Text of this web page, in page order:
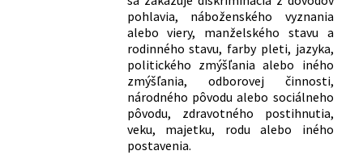
pohlavia, náboženského vyznania
alebo viery, manželského stavu a
rodinného stavu, farby pleti, jazyka,
politického zmýšľania alebo iného
zmýšľania, odborovej činnosti,
národného pôvodu alebo sociálneho
pôvodu, zdravotného postihnutia,
veku, majetku, rodu alebo iného
postavenia.